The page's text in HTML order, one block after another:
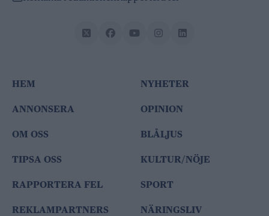
HEM
ANNONSERA
OM OSS
TIPSA OSS
RAPPORTERA FEL
REKLAMPARTNERS
NYHETER
OPINION
BLÅLJUS
KULTUR/NÖJE
SPORT
NÄRINGSLIV